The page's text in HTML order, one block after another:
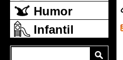
Humor
Infantil